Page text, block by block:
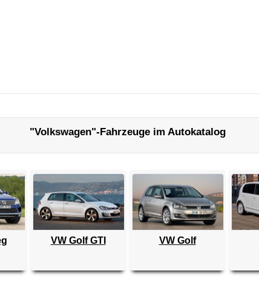
"Volkswagen"-Fahrzeuge im Autokatalog
VW Golf GTI VW Golf